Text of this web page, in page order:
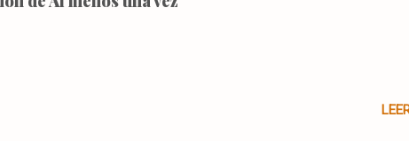
de los Sanders. Estaba viendo uno de sus espacios favoritos en la